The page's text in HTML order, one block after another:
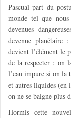
Pascual part du
monde tel que
devenues
devenue planétaire
devient l’élément le
de la respecter : on
l’eau impure si on la
et autres liquides (en
on ne se baigne plus
Hormis cette